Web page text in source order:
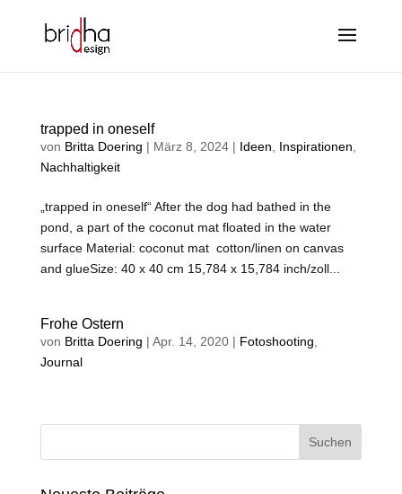
trapped in oneself
von Britta Doering | März 8, 2024| Ideen Inspirationen
Nachhaltigkeit
„trapped in oneself“ After the dog had bathed in the
pond, a part of the coconut mat floated in the water
surface Material: coconut mat cotton/linen on canvas
and glueSize: 40 x 40 cm 15,784 x 15,784 inch/zoll...
Frohe Ostern
von Britta Doering | Apr. 14, 2020| Fotoshooting
Journal